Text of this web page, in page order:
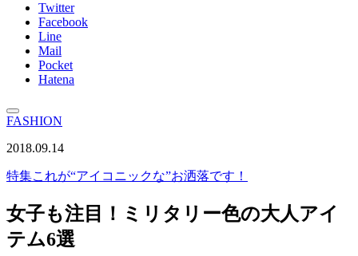
Twitter
Facebook
Line
Mail
Pocket
Hatena
FASHION
2018.09.14
特集これが“アイコニックな”お洒落です！
女子も注目！ミリタリー色の大人アイ
テム6選